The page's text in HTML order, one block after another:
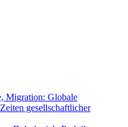
Migration: Globale
gesellschaftlicher